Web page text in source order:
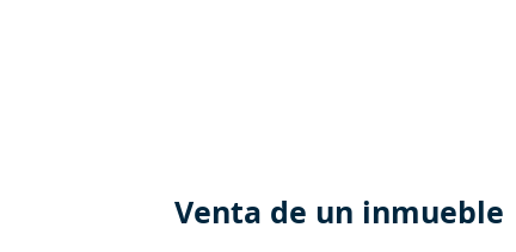
Venta de un inmueble